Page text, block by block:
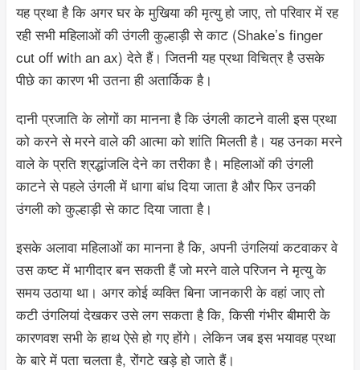
यह प्रथा है कि अगर घर के मुखिया की मृत्यु हो जाए, तो परिवार में रह
रही सभी महिलाओं की उंगली कुल्हाड़ी से काट (Shake’s finger
cut off with an ax) देते हैं। जितनी यह प्रथा विचित्र है उसके
पीछे का कारण भी उतना ही अतार्किक है।
दानी प्रजाति के लोगों का मानना है कि उंगली काटने वाली इस प्रथा
को करने से मरने वाले की आत्मा को शांति मिलती है। यह उनका मरने
वाले के प्रति श्रद्धांजलि देने का तरीका है। महिलाओं की उंगली
काटने से पहले उंगली में धागा बांध दिया जाता है और फिर उनकी
उंगली को कुल्हाड़ी से काट दिया जाता है।
इसके अलावा महिलाओं का मानना है कि, अपनी उंगलियां कटवाकर वे
उस कष्ट में भागीदार बन सकती हैं जो मरने वाले परिजन ने मृत्यु के
समय उठाया था। अगर कोई व्यक्ति बिना जानकारी के वहां जाए तो
कटी उंगलियां देखकर उसे लग सकता है कि, किसी गंभीर बीमारी के
कारणवश सभी के हाथ ऐसे हो गए होंगे। लेकिन जब इस भयावह प्रथा
के बारे में पता चलता है, रोंगटे खड़े हो जाते हैं।